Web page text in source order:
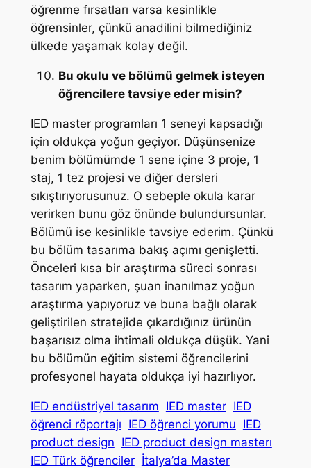
öğrenme fırsatları varsa kesinlikle
öğrensinler, çünkü anadilini bilmediğiniz
ülkede yaşamak kolay değil.
Bu okulu ve bölümü gelmek isteyen
öğrencilere tavsiye eder misin?
IED master programları 1 seneyi kapsadığı
için oldukça yoğun geçiyor. Düşünsenize
benim bölümümde 1 sene içine 3 proje, 1
staj, 1 tez projesi ve diğer dersleri
sıkıştırıyorusunuz. O sebeple okula karar
verirken bunu göz önünde bulundursunlar.
Bölümü ise kesinlikle tavsiye ederim. Çünkü
bu bölüm tasarıma bakış açımı genişletti.
Önceleri kısa bir araştırma süreci sonrası
tasarım yaparken, şuan inanılmaz yoğun
araştırma yapıyoruz ve buna bağlı olarak
geliştirilen stratejide çıkardığınız ürünün
başarısız olma ihtimali oldukça düşük. Yani
bu bölümün eğitim sistemi öğrencilerini
profesyonel hayata oldukça iyi hazırlıyor.
IED endüstriyel tasarım IED master IED
öğrenci röportajı IED öğrenci yorumu IED
product design IED product design masterı
IED Türk öğrenciler İtalya’da Master